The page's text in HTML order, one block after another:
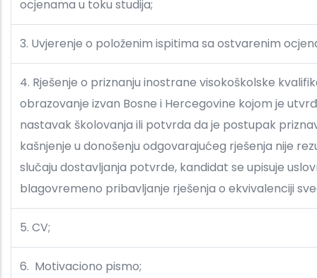
ocjenama u toku studija;
3. Uvjerenje o položenim ispitima sa ostvarenim
4. Rješenje o priznanju inostrane visokoškolske
obrazovanje izvan Bosne i Hercegovine kojom je
nastavak školovanja ili potvrda da je postupak
kašnjenje u donošenju odgovarajućeg rješenja nije
slučaju dostavljanja potvrde, kandidat se upisuje
blagovremeno pribavljanje rješenja o ekvivalenciji
5. CV;
6. Motivaciono pismo;